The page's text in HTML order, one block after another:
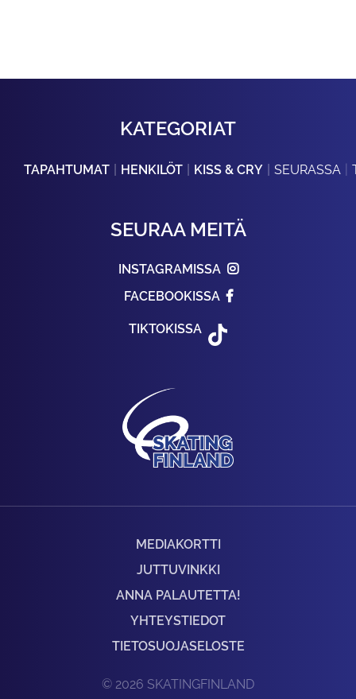
KATEGORIAT
TAPAHTUMAT HENKILÖT KISS & CRY SEURASSA
SEURAA MEITÄ
INSTAGRAMISSA
FACEBOOKISSA
TIKTOKISSA
MEDIAKORTTI
JUTTUVINKKI
ANNA PALAUTETTA!
YHTEYSTIEDOT
TIETOSUOJASELOSTE
© 2026 SKATINGFINLAND